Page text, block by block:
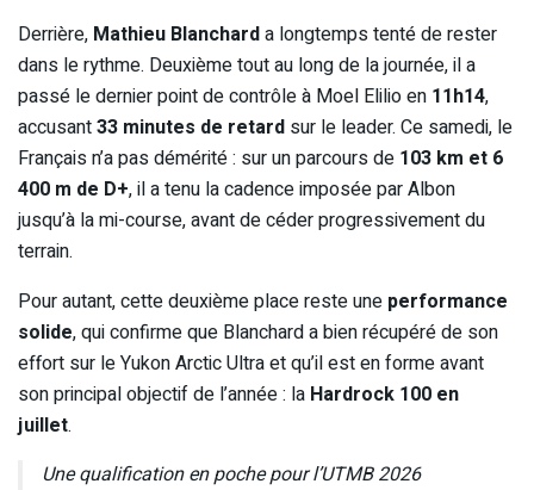
Derrière, Mathieu Blancharda longtemps tenté de rester
dans le rythme. Deuxième tout au long de la journée, il a
passé le dernier point de contrôle à Moel Elilio en 11h14,
accusant33 minutes de retard sur le leader. Ce samedi, le
Français n’a pas démérité : sur un parcours de 103 km et 6
400 m de D+, il a tenu la cadence imposée par Albon
jusqu’à la mi-course, avant de céder progressivement du
terrain.
Pour autant, cette deuxième place reste une performance
solide, qui confirme que Blanchard a bien récupéré de son
effort sur le Yukon Arctic Ultra et qu’il est en forme avant
son principal objectif de l’année : la Hardrock 100 en
juillet.
Une qualification en poche pour l’UTMB 2026